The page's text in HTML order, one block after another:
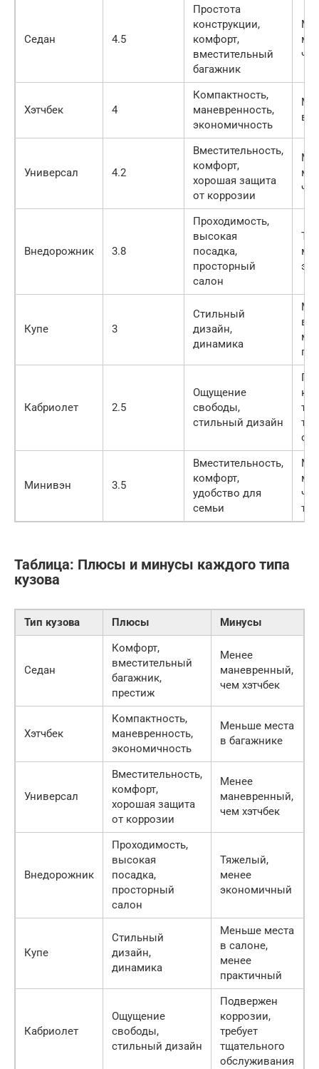
Седан 4.5
Простота
конструкции,
комфорт,
вместительный
багажник
Хэтчбек 4
Компактность,
маневренность,
экономичность
в
Универсал 4.2
Вместительность,
комфорт,
хорошая защита
от коррозии
Внедорожник 3.8
Проходимость,
высокая
посадка,
просторный
салон
Купе 3
Стильный
дизайн,
динамика
в
Кабриолет 2.5
Ощущение
свободы,
стильный дизайн
Минивэн 3.5
Вместительность,
комфорт,
удобство для
семьи
Таблица: Плюсы и минусы каждого типа
кузова
Тип кузова Плюсы Минусы
Седан
Комфорт,
вместительный
багажник,
престиж
Менее
маневренный,
чем хэтчбек
Хэтчбек
Компактность,
маневренность,
экономичность
Меньше места
в багажнике
Универсал
Вместительность,
комфорт,
хорошая защита
от коррозии
Менее
маневренный,
чем хэтчбек
Внедорожник
Проходимость,
высокая
посадка,
просторный
салон
Тяжелый,
менее
экономичный
Купе
Стильный
дизайн,
динамика
Меньше места
в салоне,
менее
практичный
Кабриолет
Ощущение
свободы,
стильный дизайн
Подвержен
коррозии,
требует
тщательного
обслуживания